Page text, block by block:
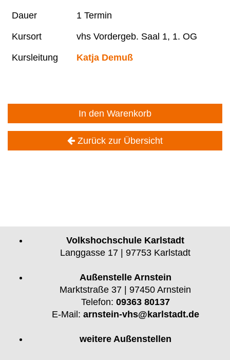
Dauer 1 Termin
Kursort vhs Vordergeb. Saal 1, 1. OG
Kursleitung Katja Demuß
In den Warenkorb
Zurück zur Übersicht
Volkshochschule Karlstadt
Langgasse 17 | 97753 Karlstadt
Außenstelle Arnstein
Marktstraße 37 | 97450 Arnstein
Telefon: 09363 80137
E-Mail: arnstein-vhs@karlstadt.de
weitere Außenstellen